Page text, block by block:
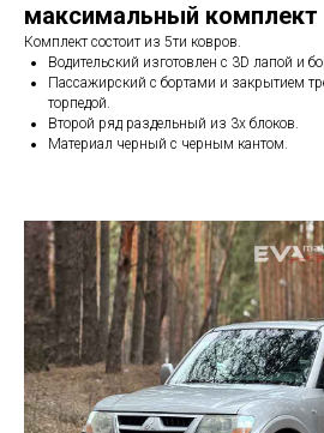
максимальный комплект
Комплект состоит из 5ти ковров.
Водительский изготовлен с 3D лапой и
Пассажирский с бортами и закрытием
торпедой.
Второй ряд раздельный из 3х блоков.
Материал черный с черным кантом.